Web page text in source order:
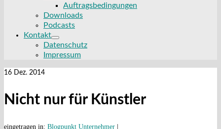
Auftragsbedingungen
Downloads
Podcasts
Kontakt
Datenschutz
Impressum
16 Dez. 2014
Nicht nur für Künstler
eingetragen in: Blogpunkt Unternehmer